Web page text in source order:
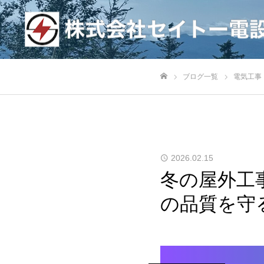
ブログ一覧 電気工事
2026.02.15
冬の屋外工
の品質を守